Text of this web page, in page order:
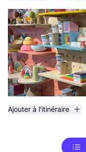
Ajouter à l'itinéraire